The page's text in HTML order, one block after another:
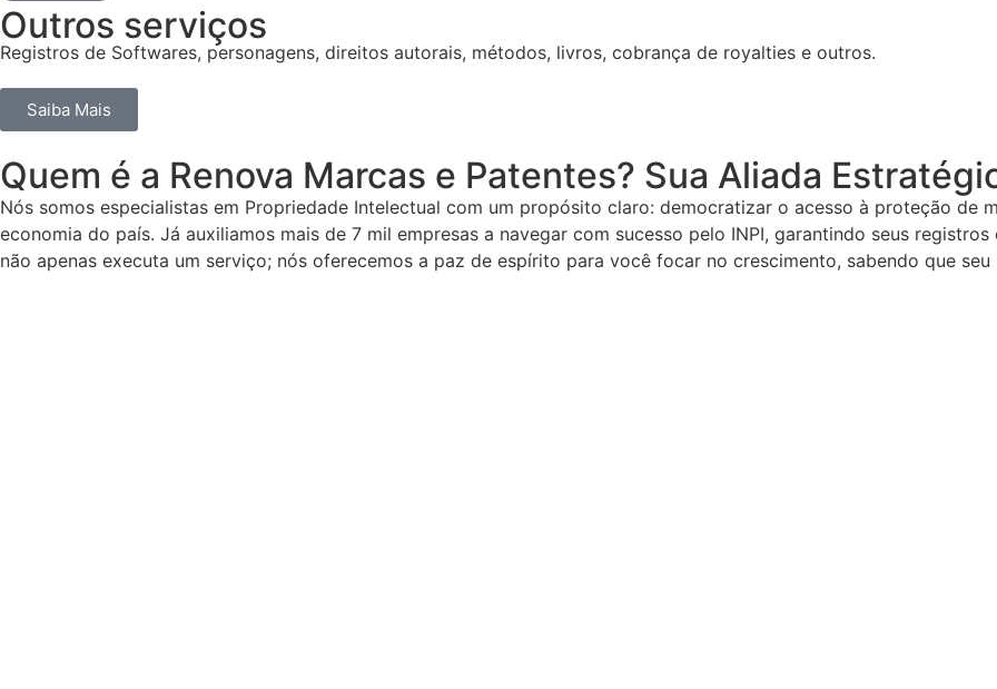
Outros serviços
Registros de Softwares, personagens, direitos autorais, métodos, livros, cobrança de royalties e outros.
Saiba Mais
Quem é a Renova Marcas e Patentes? Sua Aliada
Nós somos especialistas em Propriedade Intelectual com um propósito claro: democratizar o acesso à proteção de
economia do país. Já auxiliamos mais de 7 mil empresas a navegar com sucesso pelo INPI, garantindo seus
não apenas executa um serviço; nós oferecemos a paz de espírito para você focar no crescimento, sabendo que